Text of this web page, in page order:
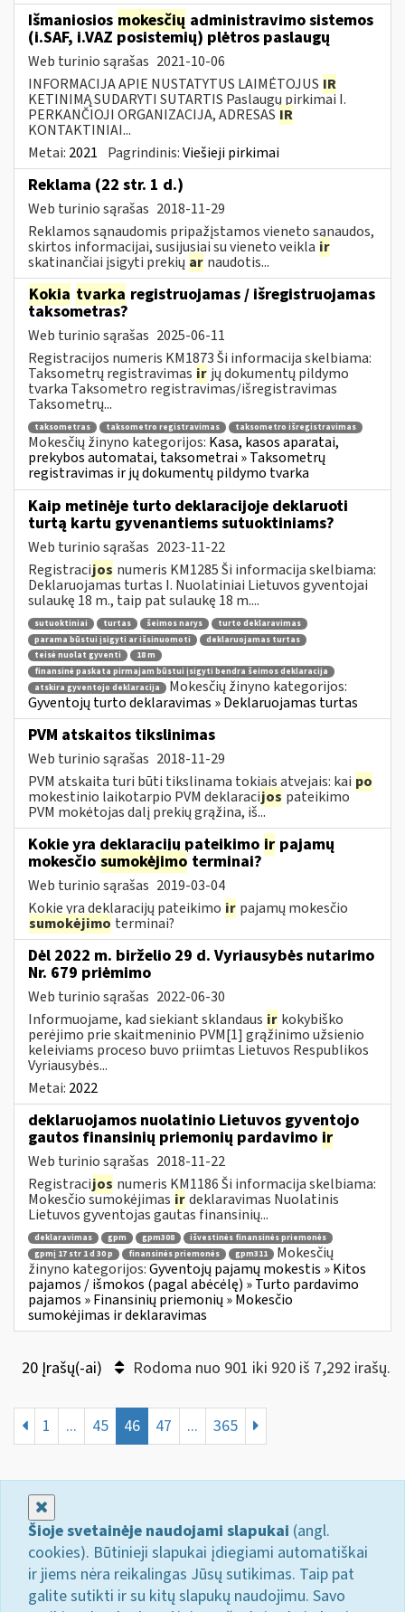
Išmaniosios mokesčių administravimo sistemos
(i.SAF, i.VAZ posistemių) plėtros paslaugų
Web turinio sąrašas 2021-10-06
INFORMACIJA APIE NUSTATYTUS LAIMĖTOJUS IR
KETINIMĄ SUDARYTI SUTARTIS Paslaugų pirkimai I.
PERKANČIOJI ORGANIZACIJA, ADRESAS IR
KONTAKTINIAI...
Metai: 2021 Pagrindinis:Viešieji pirkimai
Reklama (22 str. 1 d.)
Web turinio sąrašas 2018-11-29
Reklamos sąnaudomis pripažįstamos vieneto sąnaudos,
skirtos informacijai, susijusiai su vieneto veikla ir
skatinančiai įsigyti prekių ar naudotis...
Kokia tvarka registruojamas / išregistruojamas
taksometras?
Web turinio sąrašas 2025-06-11
Registracijos numeris KM1873 Ši informacija skelbiama:
Taksometrų registravimas ir jų dokumentų pildymo
tvarka Taksometro registravimas/išregistravimas
Taksometrų...
taksometras taksometro registravimas taksometro išregistravimas
Mokesčių žinyno kategorijos: Kasa, kasos aparatai,
prekybos automatai, taksometrai » Taksometrų
registravimas ir jų dokumentų pildymo tvarka
Kaip metinėje turto deklaracijoje deklaruoti
turtą kartu gyvenantiems sutuoktiniams?
Web turinio sąrašas 2023-11-22
Registracijos numeris KM1285 Ši informacija skelbiama:
Deklaruojamas turtas I. Nuolatiniai Lietuvos gyventojai
sulaukę 18 m., taip pat sulaukę 18 m....
sutuoktiniai turtas šeimos narys
turto deklaravimas
parama būstui įsigyti ar išsinuomoti
deklaruojamas turtas
teisė nuolat gyventi
18 m
finansinė paskata pirmajam būstui įsigyti bendra šeimos deklaracija
atskira gyventojo deklaracija
Mokesčių žinyno kategorijos:
Gyventojų turto deklaravimas » Deklaruojamas turtas
PVM atskaitos tikslinimas
Web turinio sąrašas 2018-11-29
PVM atskaita turi būti tikslinama tokiais atvejais: kai po
mokestinio laikotarpio PVM deklaracijos pateikimo
PVM mokėtojas dalį prekių grąžina, iš...
Kokie yra deklaracijų pateikimo ir pajamų
mokesčio sumokėjimo terminai?
Web turinio sąrašas 2019-03-04
Kokie yra deklaracijų pateikimo ir pajamų mokesčio
sumokėjimo terminai?
Dėl 2022 m. birželio 29 d. Vyriausybės nutarimo
Nr. 679 priėmimo
Web turinio sąrašas 2022-06-30
Informuojame, kad siekiant sklandaus ir kokybiško
perėjimo prie skaitmeninio PVM[1] grąžinimo užsienio
keleiviams proceso buvo priimtas Lietuvos Respublikos
Vyriausybės...
Metai: 2022
deklaruojamos nuolatinio Lietuvos gyventojo
gautos finansinių priemonių pardavimo ir
Web turinio sąrašas 2018-11-22
Registracijos numeris KM1186 Ši informacija skelbiama:
Mokesčio sumokėjimas irdeklaravimas Nuolatinis
Lietuvos gyventojas gautas finansinių...
deklaravimas gpm gpm308
išvestinės finansinės priemonės
gpmį 17 str 1 d 30 p
finansinės priemonės gpm311
Mokesčių
žinyno kategorijos:Gyventojų pajamų mokestis » Kitos
pajamos / išmokos (pagal abėcėlę) » Turto pardavimo
pajamos » Finansinių priemonių » Mokesčio
sumokėjimas ir deklaravimas
20 Įrašų(-ai) Rodoma nuo 901 iki 920 iš 7,292 irašų.
1 ... 45 46 47 ... 365
Šioje svetainėje naudojami slapukai (angl.
cookies). Būtinieji slapukai įdiegiami automatiškai
ir jiems nėra reikalingas Jūsų sutikimas. Taip pat
galite sutikti ir su kitų slapukų naudojimu. Savo